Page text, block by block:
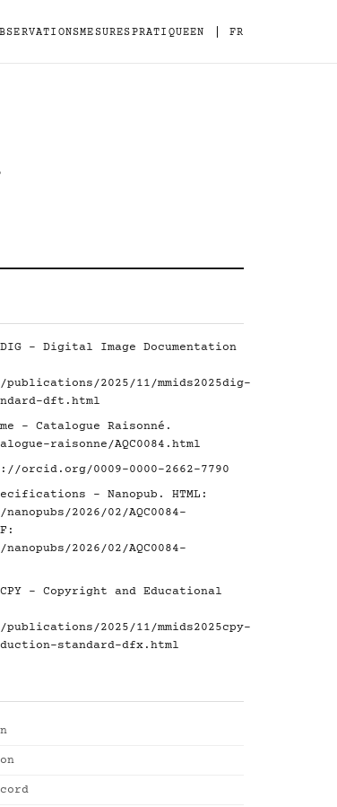
MESURESPRATIQUEEN FR
- Digital Image Documentation
2025/11/mmids2025dig-
dft.html
- Catalogue Raisonné.
raisonne/AQC0084.html
orcid.org/0009-0000-2662-7790
- Nanopub. HTML:
2026/02/AQC0084-
2026/02/AQC0084-
- Copyright and Educational
2025/11/mmids2025cpy-
standard-dfx.html